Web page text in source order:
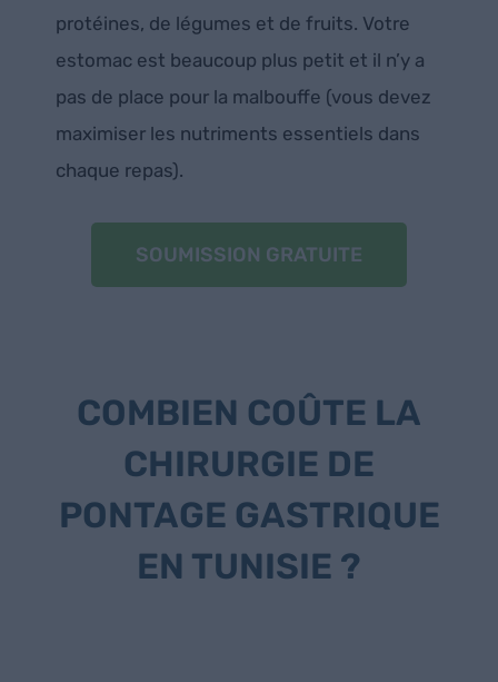
protéines, de légumes et de fruits. Votre
estomac est beaucoup plus petit et il n’y a
pas de place pour la malbouffe (vous devez
maximiser les nutriments essentiels dans
chaque repas).
SOUMISSION GRATUITE
COMBIEN COÛTE LA
CHIRURGIE DE
PONTAGE GASTRIQUE
EN TUNISIE ?